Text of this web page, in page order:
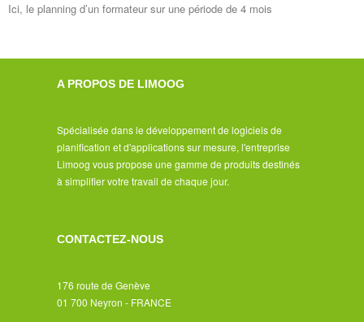
- Déroulement annuel
- Activités non pédagogiques et contraintes
- Editions et mise en forme
- Sécurité
Ici, le planning d’un formateur sur une période de 4 mois
A PROPOS DE LIMOOG
Spécialisée dans le développement de logiciels de
planification et d'applications sur mesure, l'entreprise
Limoog vous propose une gamme de produits destinés
à simplifier votre travail de chaque jour.
CONTACTEZ-NOUS
176 route de Genève
01 700 Neyron - FRANCE